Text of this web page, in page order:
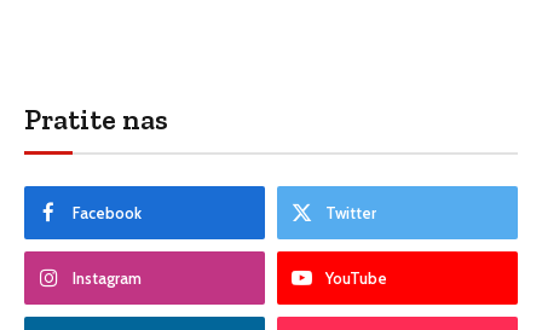
Pratite nas
Facebook Twitter
Instagram YouTube